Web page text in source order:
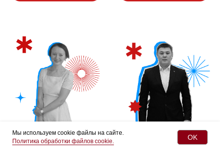
Мы используем cookie файлы на сайте.
Политика обработки файлов cookie.
OK